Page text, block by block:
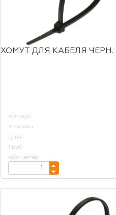
ХОМУТ ДЛЯ КАБЕЛЯ ЧЕРН.
Артикул
Упаковка
цена:
1 руб.
количество: